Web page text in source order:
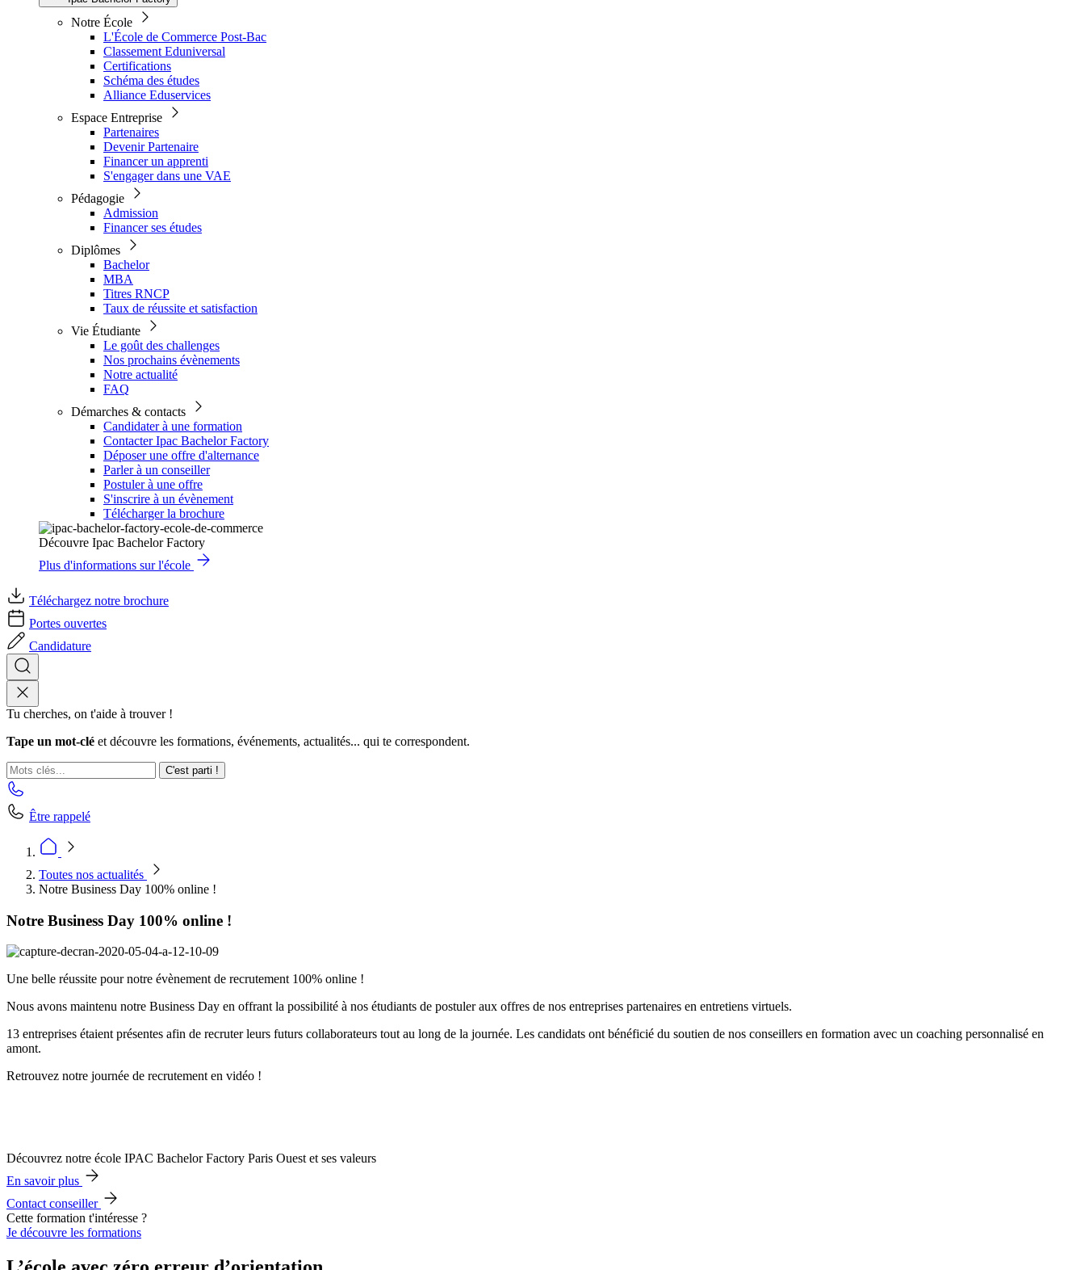
Notre École
L'École de Commerce Post-Bac
Classement Eduniversal
Certifications
Schéma des études
Alliance Eduservices
Espace Entreprise
Partenaires
Devenir Partenaire
Financer un apprenti
S'engager dans une VAE
Pédagogie
Admission
Financer ses études
Diplômes
Bachelor
MBA
Titres RNCP
Taux de réussite et satisfaction
Vie Étudiante
Le goût des challenges
Nos prochains évènements
Notre actualité
FAQ
Démarches & contacts
Candidater à une formation
Contacter Ipac Bachelor Factory
Déposer une offre d'alternance
Parler à un conseiller
Postuler à une offre
S'inscrire à un évènement
Télécharger la brochure
Découvre Ipac Bachelor Factory
Plus d'informations sur l'école
Téléchargez notre brochure
Portes ouvertes
Candidature
Tu cherches, on t'aide à trouver !
Tape un mot-clé et découvre les formations, événements, actualités... qui te correspondent.
C'est parti !
Être rappelé
Toutes nos actualités
Notre Business Day 100% online !
Notre Business Day 100% online !
Une belle réussite pour notre évènement de recrutement 100% online !
Nous avons maintenu notre Business Day en offrant la possibilité à nos étudiants de postuler aux offres de nos entreprises partenaires en entretiens virtuels.
13 entreprises étaient présentes afin de recruter leurs futurs collaborateurs tout au long de la journée. Les candidats ont bénéficié du soutien de nos conseillers en formation avec un coaching personnalisé en
amont.
Retrouvez notre journée de recrutement en vidéo !
Découvrez notre école IPAC Bachelor Factory Paris Ouest et ses valeurs
En savoir plus
Contact conseiller
Cette formation t'intéresse ?
Je découvre les formations